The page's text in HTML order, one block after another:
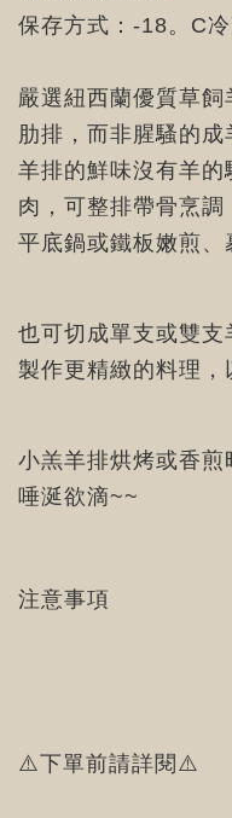
保存方式：-18。C
嚴選紐西蘭優質草
肋排，而非腥騷的
羊排的鮮味沒有羊
肉，可整排帶骨烹調
平底鍋或鐵板嫩煎、
也可切成單支或雙支
製作更精緻的料理，
小羔羊排烘烤或香煎
唾涎欲滴~~
注意事項
⚠️下單前請詳閱⚠️